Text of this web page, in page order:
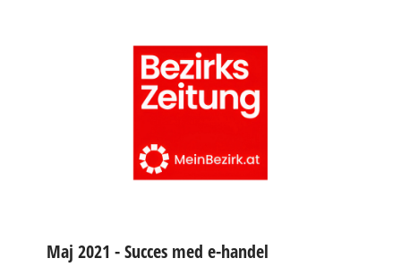
Maj 2021 -Succes med e-handel